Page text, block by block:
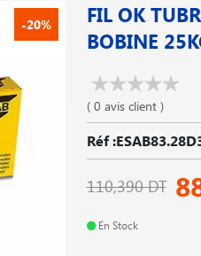
-20%
FIL OK
BOBINE
( 0 avis client )
Réf
110,390 DT
En Stock